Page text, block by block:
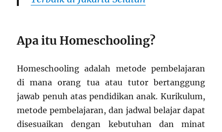
Apa itu Homeschooling?
Homeschooling adalah metode pembelajaran
di mana orang tua atau tutor bertanggung
jawab penuh atas pendidikan anak. Kurikulum,
metode pembelajaran, dan jadwal belajar dapat
disesuaikan dengan kebutuhan dan minat